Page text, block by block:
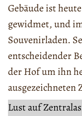
Gebäude ist
gewidmet, und
Souvenirladen.
entscheidender
der Hof um ihn
ausgezeichneten
Lust auf